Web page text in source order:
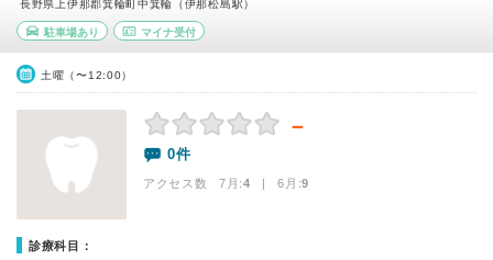
長野県上伊那郡箕輪町中箕輪（伊那松島駅）
駐車場あり マイナ受付
土曜（〜12:00）
－
0件
アクセス数 7月:4 | 6月:9
診療科目：